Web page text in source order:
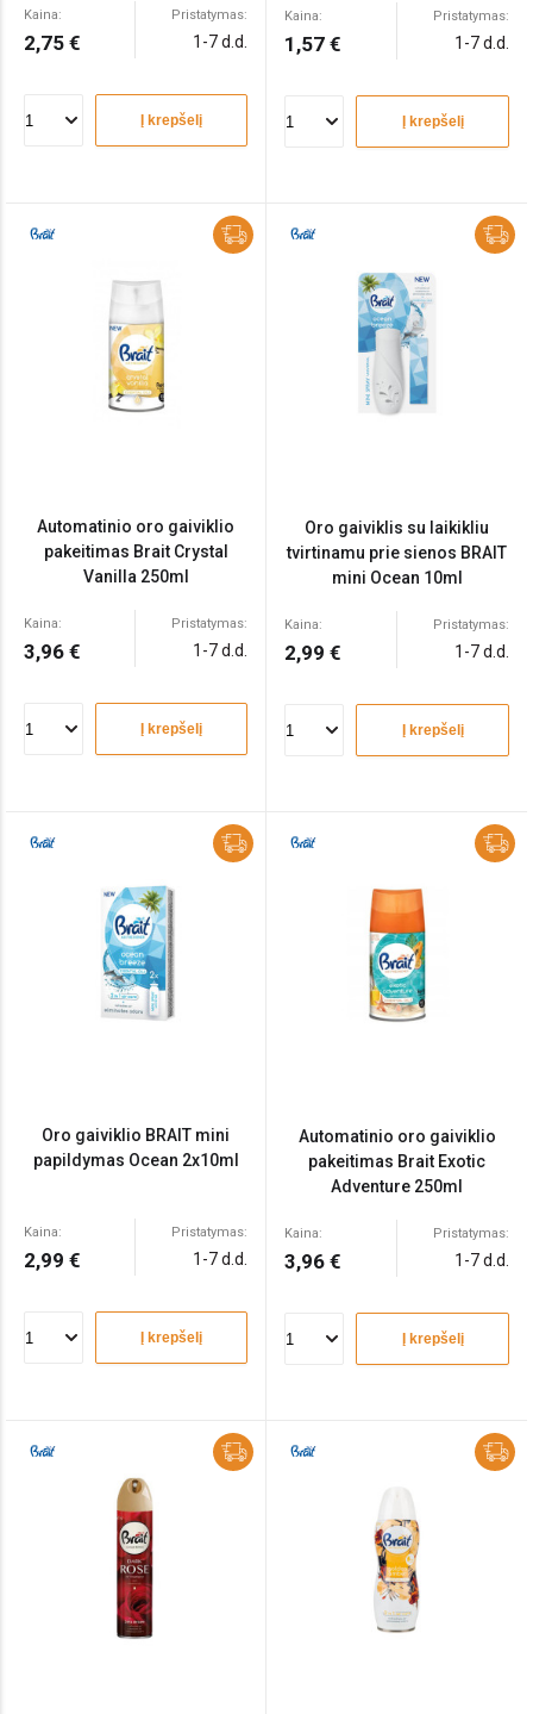
Kaina:
2,75 €
Pristatymas:
1-7 d.d.
Į krepšelį
Kaina:
1,57 €
Pristatymas:
1-7 d.d.
Į krepšelį
Automatinio oro gaiviklio
pakeitimas Brait Crystal
Vanilla 250ml
Kaina:
3,96 €
Pristatymas:
1-7 d.d.
Į krepšelį
Oro gaiviklis su laikikliu
tvirtinamu prie sienos BRAIT
mini Ocean 10ml
Kaina:
2,99 €
Pristatymas:
1-7 d.d.
Į krepšelį
Oro gaiviklio BRAIT mini
papildymas Ocean 2x10ml
Kaina:
2,99 €
Pristatymas:
1-7 d.d.
Į krepšelį
Automatinio oro gaiviklio
pakeitimas Brait Exotic
Adventure 250ml
Kaina:
3,96 €
Pristatymas:
1-7 d.d.
Į krepšelį